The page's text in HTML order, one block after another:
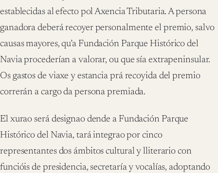
establecidas al efecto pol Axencia Tributaria. A persona
ganadora deberá recoyer personalmente el premio, salvo
causas mayores, qu’a Fundación Parque Histórico del
Navia procederían a valorar, ou que sía extrapeninsular.
Os gastos de viaxe y estancia prá recoyida del premio
correrán a cargo da persona premiada.
El xurao será designao dende a Fundación Parque
Histórico del Navia, tará integrao por cinco
representantes dos ámbitos cultural y lliterario con
funcióis de presidencia, secretaría y vocalías, adoptando